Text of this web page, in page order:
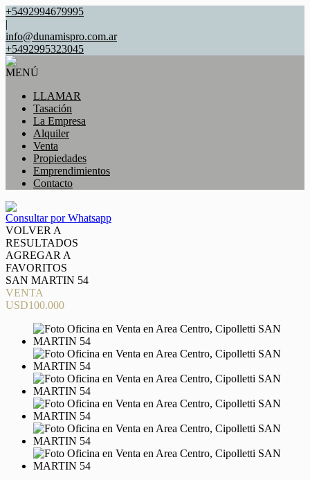
+5492994679995
|
info@dunamispro.com.ar
+5492995323045
MENÚ
LLAMAR
Tasación
La Empresa
Alquiler
Venta
Propiedades
Emprendimientos
Contacto
Consultar por Whatsapp
VOLVER A
RESULTADOS
AGREGAR A
FAVORITOS
SAN MARTIN 54
VENTA
USD100.000